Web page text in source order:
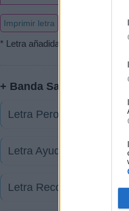
Imprimir letra
* Letra añadida por
+ Banda San Rafael
Letra Pero tu no estas
Letra Ayudame a olvidar
Letra Recordando tus